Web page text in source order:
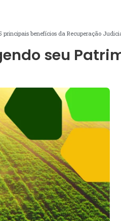
principais benefícios da Recuperação
seu